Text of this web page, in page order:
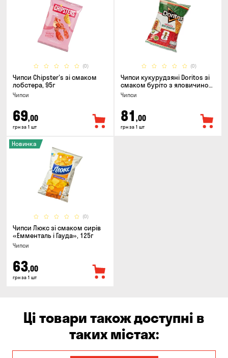
(0)
Чипси Chipster's зі смаком
лобстера, 95г
Чипси
69,00
грн за 1 шт
(0)
Чипси кукурудзяні Doritos зі
смаком буріто з яловичиною,
90г
Чипси
81 ,00
грн за 1 шт
(0)
Новинка
Чипси Люкс зі смаком сирів
«Емменталь і Гауда», 125г
Чипси
63,00
грн за 1 шт
Ці товари також доступні в
таких містах: